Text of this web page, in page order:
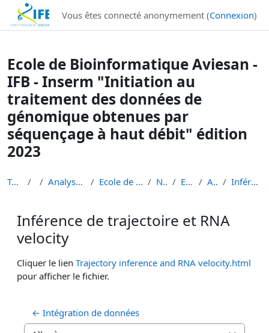
Institut Français de Bioinformatique - Les formations
Passer au contenu principalVous êtes connecté anonymement (Connexion)
Ecole de Bioinformatique Aviesan -
IFB - Inserm "Initiation au
traitement des données de
génomique obtenues par
séquençage à haut débit" édition
2023
Tableau de bord Cours Analyse de données de séquençage haut débit Ecole de Bioinformatique - IFB - Inserm - INRAe EB... Niveau 1 débutant EBAII Niveau 1 2023 Atelier scRNA-seq Inférence de trajectoire et RNA velocity
Inférence de trajectoire et RNA
velocity
Conditions d’achèvement
Cliquer le lien Trajectory inference and RNA velocity.html
pour afficher le fichier.
← Intégration de données